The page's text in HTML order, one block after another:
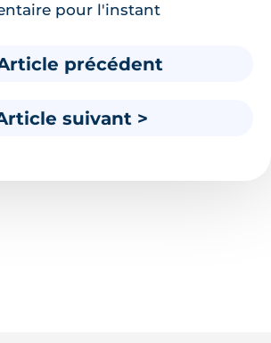
pour l'instant
précédent
suivant >